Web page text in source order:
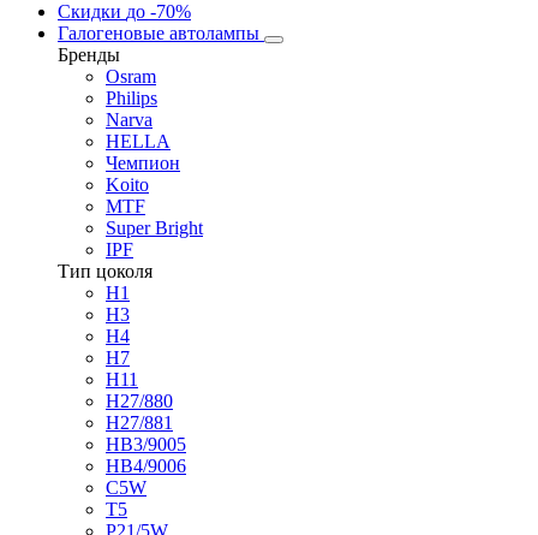
Скидки до -70%
Галогеновые автолампы
Бренды
Osram
Philips
Narva
HELLA
Чемпион
Koito
MTF
Super Bright
IPF
Тип цоколя
H1
H3
H4
H7
H11
H27/880
H27/881
HB3/9005
HB4/9006
C5W
T5
P21/5W